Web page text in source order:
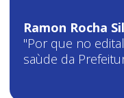
Ramon Rocha
"Por que no
saùde da